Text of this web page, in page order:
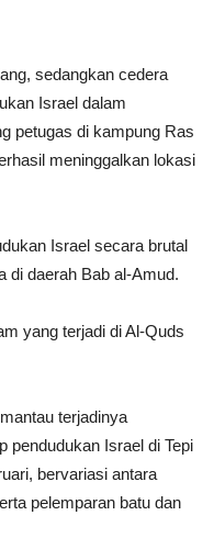
sedangkan cedera
Israel dalam
petugas di kampung Ras
meninggalkan lokasi
Israel secara brutal
di daerah Bab al-Amud.
yang terjadi di Al-Quds
terjadinya
pendudukan Israel di Tepi
bervariasi antara
pelemparan batu dan